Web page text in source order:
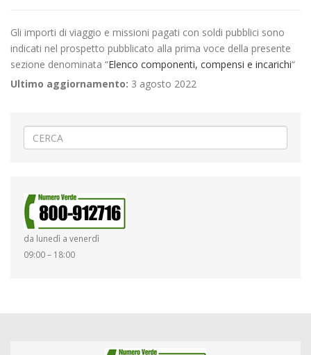
Gli importi di viaggio e missioni pagati con soldi pubblici sono
indicati nel prospetto pubblicato alla prima voce della presente
sezione denominata “Elenco componenti, compensi e incarichi“
Ultimo aggiornamento: 3 agosto 2022
da lunedì a venerdì
09:00 – 18:00